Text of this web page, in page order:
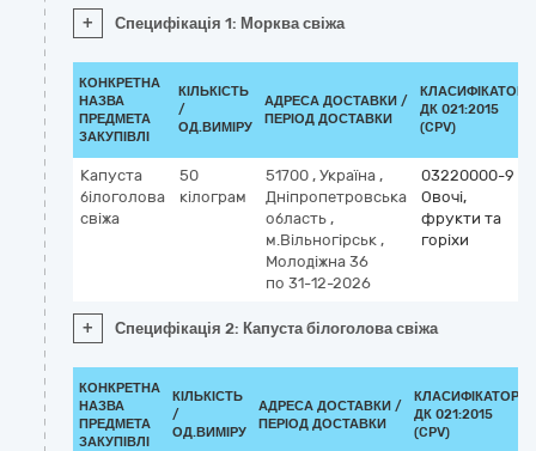
+ Специфікація 1: Морква свіжа
КОНКРЕТНА
НАЗВА
ПРЕДМЕТА
ЗАКУПІВЛІ
КІЛЬКІСТЬ
/
ОД.ВИМІРУ
АДРЕСА ДОСТАВКИ /
ПЕРІОД ДОСТАВКИ
КЛАСИФІКАТОР
ДК 021:2015
(CPV)
Капуста
білоголова
свіжа
50
кілограм
51700 , Україна ,
Дніпропетровська
область ,
м.Вільногірськ ,
Молодіжна 36
по 31-12-2026
03220000-9
Овочі,
фрукти та
горіхи
+ Специфікація 2: Капуста білоголова свіжа
КОНКРЕТНА
НАЗВА
ПРЕДМЕТА
ЗАКУПІВЛІ
КІЛЬКІСТЬ
/
ОД.ВИМІРУ
АДРЕСА ДОСТАВКИ /
ПЕРІОД ДОСТАВКИ
КЛАСИФІКАТОР
ДК 021:2015
(CPV)